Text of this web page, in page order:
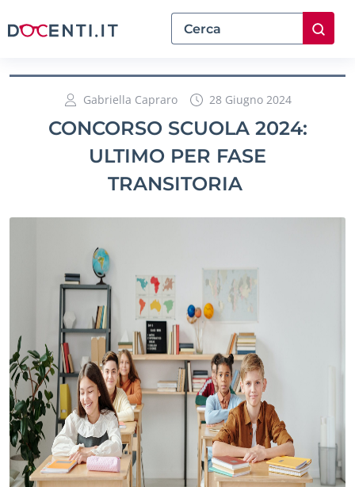
Gabriella Capraro 28 Giugno 2024
CONCORSO SCUOLA 2024:
ULTIMO PER FASE
TRANSITORIA